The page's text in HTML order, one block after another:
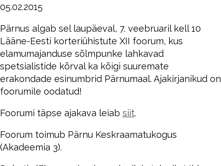
05.02.2015
Pärnus algab sel laupäeval, 7. veebruaril kell 10
Lääne-Eesti korteriühistute XII foorum, kus
elamumajanduse sõlmpunke lahkavad
spetsialistide kõrval ka kõigi suuremate
erakondade esinumbrid Pärnumaal. Ajakirjanikud on
foorumile oodatud!
Foorumi täpse ajakava leiab siit.
Foorum toimub Pärnu Keskraamatukogus
(Akadeemia 3).